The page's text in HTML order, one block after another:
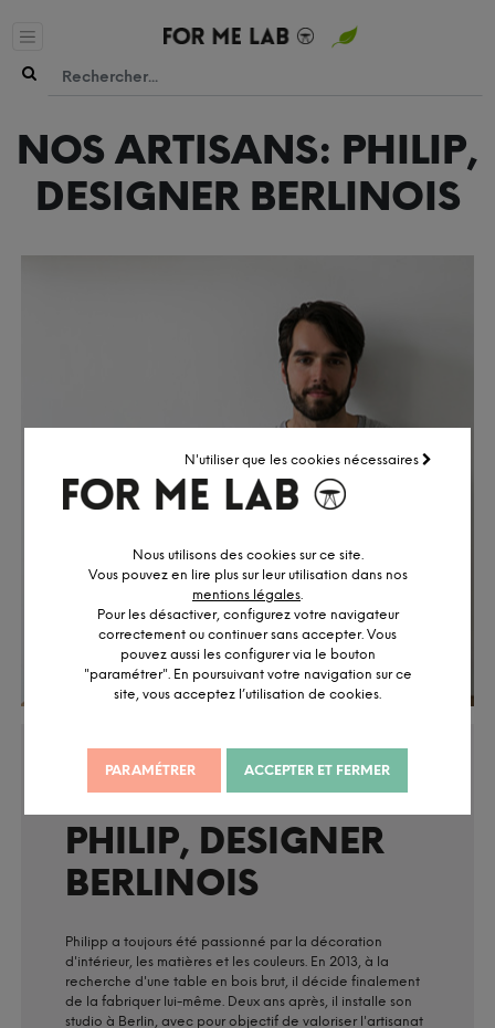
N'utiliser que les cookies nécessaires
Nous utilisons des cookies sur ce site.
Vous pouvez en lire plus sur leur utilisation dans nos
mentions légales
Pour les désactiver, configurez votre navigateur
correctement ou continuer sans accepter. Vous
pouvez aussi les configurer via le bouton
"paramétrer". En poursuivant votre navigation sur ce
site, vous acceptez l’utilisation de cookies.
PARAMÉTRER ACCEPTER ET FERMER
NOS ARTISANS: PHILIP,
DESIGNER BERLINOIS
PHILIP, DESIGNER
BERLINOIS
Philipp a toujours été passionné par la décoration
d'intérieur, les matières et les couleurs. En 2013, à la
recherche d'une table en bois brut, il décide finalement
de la fabriquer lui-même. Deux ans après, il installe son
studio à Berlin, avec pour objectif de valoriser l'artisanat